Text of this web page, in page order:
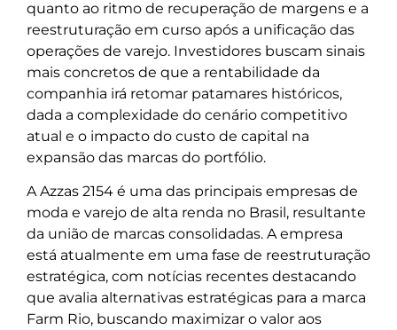
quanto ao ritmo de recuperação de margens e a
reestruturação em curso após a unificação das
operações de varejo. Investidores buscam sinais
mais concretos de que a rentabilidade da
companhia irá retomar patamares históricos,
dada a complexidade do cenário competitivo
atual e o impacto do custo de capital na
expansão das marcas do portfólio.
A Azzas 2154 é uma das principais empresas de
moda e varejo de alta renda no Brasil, resultante
da união de marcas consolidadas. A empresa
está atualmente em uma fase de reestruturação
estratégica, com notícias recentes destacando
que avalia alternativas estratégicas para a marca
Farm Rio, buscando maximizar o valor aos